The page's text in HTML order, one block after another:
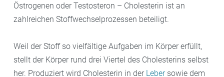
Östrogenen oder Testosteron – Cholesterin ist an
zahlreichen Stoffwechselprozessen beteiligt.
Weil der Stoff so vielfältige Aufgaben im Körper erfüllt,
stellt der Körper rund drei Viertel des Cholesterins selbst
her. Produziert wird Cholesterin in der Lebersowie dem